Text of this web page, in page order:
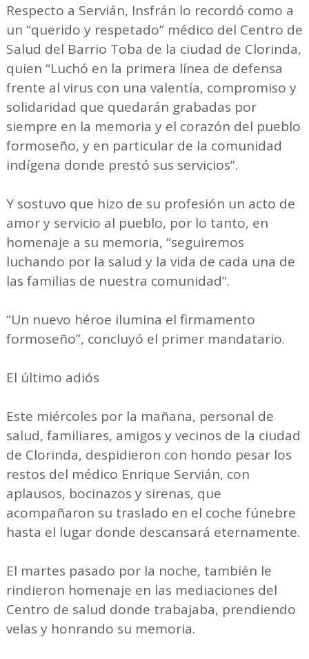
Respecto a Servián, Insfrán lo recordó como a
un “querido y respetado” médico del Centro de
Salud del Barrio Toba de la ciudad de Clorinda,
quien “Luchó en la primera línea de defensa
frente al virus con una valentía, compromiso y
solidaridad que quedarán grabadas por
siempre en la memoria y el corazón del pueblo
formoseño, y en particular de la comunidad
indígena donde prestó sus servicios”.
Y sostuvo que hizo de su profesión un acto de
amor y servicio al pueblo, por lo tanto, en
homenaje a su memoria, “seguiremos
luchando por la salud y la vida de cada una de
las familias de nuestra comunidad”.
“Un nuevo héroe ilumina el firmamento
formoseño”, concluyó el primer mandatario.
El último adiós
Este miércoles por la mañana, personal de
salud, familiares, amigos y vecinos de la ciudad
de Clorinda, despidieron con hondo pesar los
restos del médico Enrique Servián, con
aplausos, bocinazos y sirenas, que
acompañaron su traslado en el coche fúnebre
hasta el lugar donde descansará eternamente.
El martes pasado por la noche, también le
rindieron homenaje en las mediaciones del
Centro de salud donde trabajaba, prendiendo
velas y honrando su memoria.